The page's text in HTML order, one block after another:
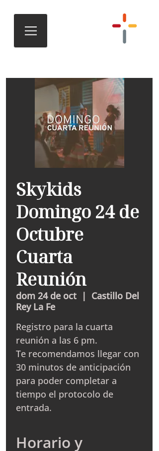
Skykids
Domingo 24 de
Octubre
Cuarta
Reunión
dom 24 de oct
  |
Castillo Del
Rey La Fe
Registro para la cuarta
reunión a las 6 pm.
Te recomendamos llegar con
30 minutos de anticipación
para poder completar a
tiempo el protocolo de
entrada.
Horario y